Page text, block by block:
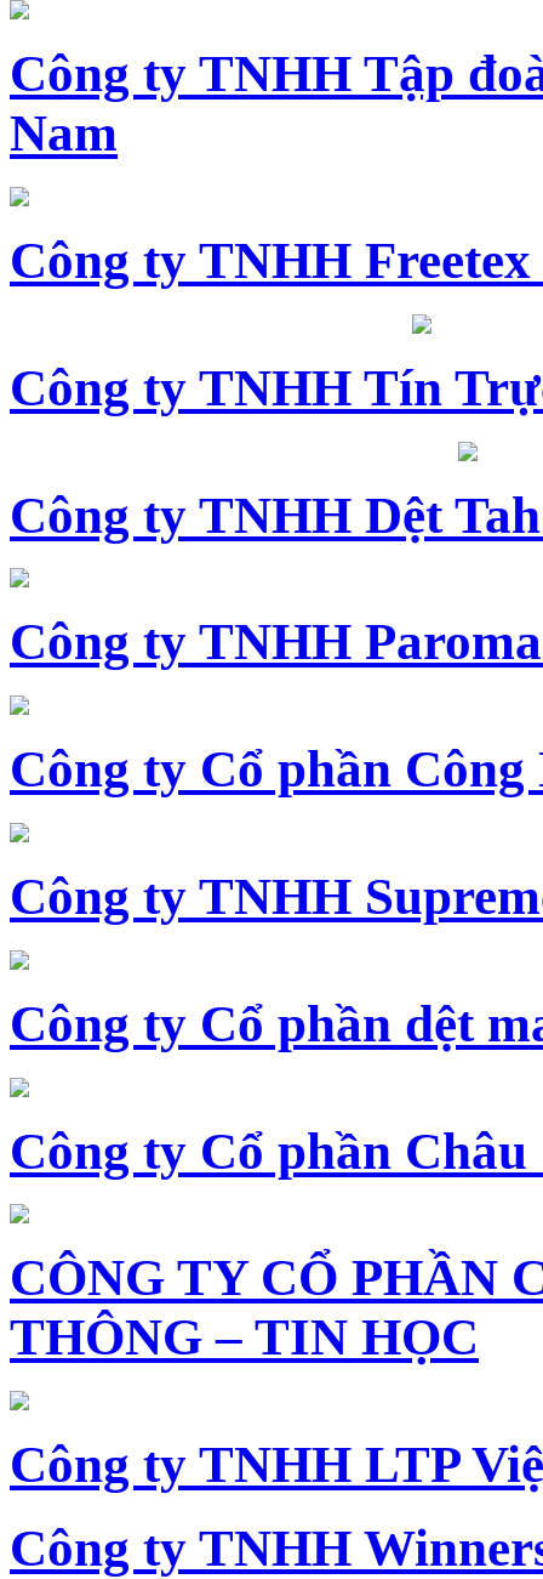
Công ty TNHH Tập
Nam
Công ty TNHH
Công ty TNHH Tín
Công ty TNHH Dệt
Công ty TNHH
Công ty Cổ phần Công
Công ty TNHH
Công ty Cổ phần dệt
Công ty Cổ phần Châu
CÔNG TY CỔ PHẦN
THÔNG – TIN HỌC
Công ty TNHH LTP
Công ty TNHH